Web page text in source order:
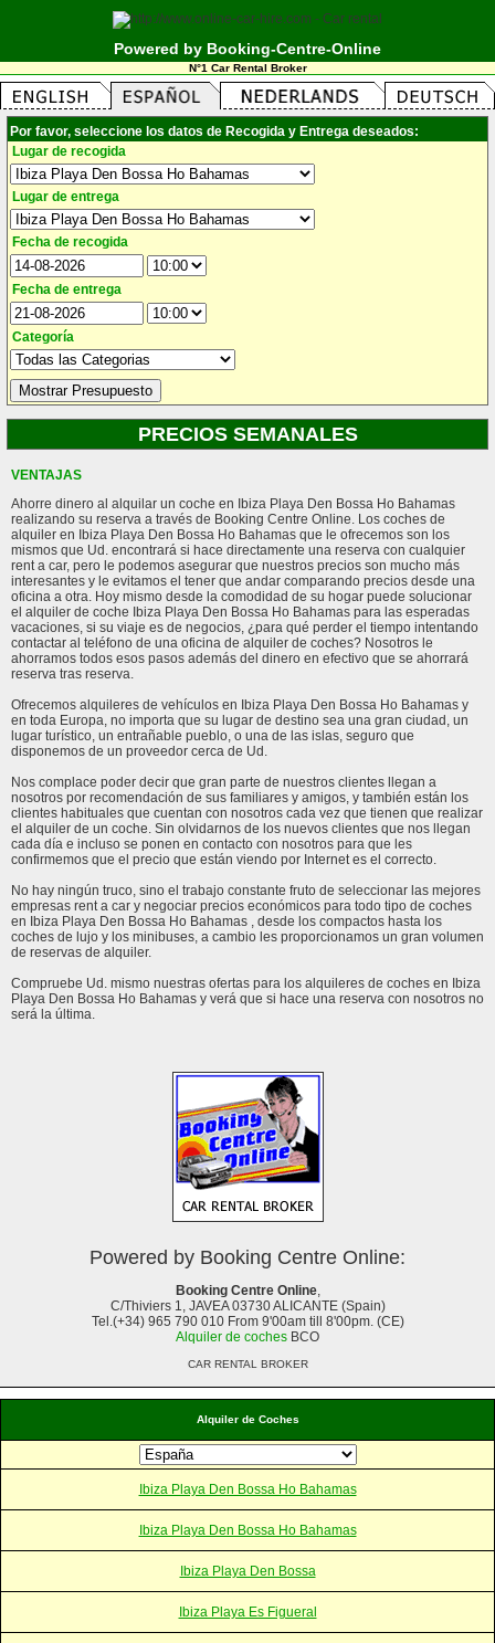
Powered by Booking-Centre-Online
N°1 Car Rental Broker
Alquiler de Coches
Ibiza Playa Den Bossa Ho Bahamas
Ibiza Playa Den Bossa Ho Bahamas
Ibiza Playa Den Bossa
Ibiza Playa Es Figueral
Por favor, seleccione los datos de Recogida y Entrega deseados:
Lugar de recogida
Lugar de entrega
Fecha de recogida
Fecha de entrega
Categoría
PRECIOS SEMANALES
VENTAJAS
Ahorre dinero al alquilar un coche en Ibiza Playa Den Bossa Ho Bahamas
realizando su reserva a través de Booking Centre Online. Los coches de
alquiler en Ibiza Playa Den Bossa Ho Bahamas que le ofrecemos son los
mismos que Ud. encontrará si hace directamente una reserva con cualquier
rent a car, pero le podemos asegurar que nuestros precios son mucho más
interesantes y le evitamos el tener que andar comparando precios desde una
oficina a otra. Hoy mismo desde la comodidad de su hogar puede solucionar
el alquiler de coche Ibiza Playa Den Bossa Ho Bahamas para las esperadas
vacaciones, si su viaje es de negocios, ¿para qué perder el tiempo intentando
contactar al teléfono de una oficina de alquiler de coches? Nosotros le
ahorramos todos esos pasos además del dinero en efectivo que se ahorrará
reserva tras reserva.
Ofrecemos alquileres de vehículos en Ibiza Playa Den Bossa Ho Bahamas y
en toda Europa, no importa que su lugar de destino sea una gran ciudad, un
lugar turístico, un entrañable pueblo, o una de las islas, seguro que
disponemos de un proveedor cerca de Ud.
Nos complace poder decir que gran parte de nuestros clientes llegan a
nosotros por recomendación de sus familiares y amigos, y también están los
clientes habituales que cuentan con nosotros cada vez que tienen que realizar
el alquiler de un coche. Sin olvidarnos de los nuevos clientes que nos llegan
cada día e incluso se ponen en contacto con nosotros para que les
confirmemos que el precio que están viendo por Internet es el correcto.
No hay ningún truco, sino el trabajo constante fruto de seleccionar las mejores
empresas rent a car y negociar precios económicos para todo tipo de coches
en Ibiza Playa Den Bossa Ho Bahamas , desde los compactos hasta los
coches de lujo y los minibuses, a cambio les proporcionamos un gran volumen
de reservas de alquiler.
Compruebe Ud. mismo nuestras ofertas para los alquileres de coches en Ibiza
Playa Den Bossa Ho Bahamas y verá que si hace una reserva con nosotros no
será la última.
Powered by Booking Centre Online:
Booking Centre Online,
C/Thiviers 1, JAVEA 03730 ALICANTE (Spain)
Tel.(+34) 965 790 010 From 9'00am till 8'00pm. (CE)
Alquiler de coches BCO
CAR RENTAL BROKER